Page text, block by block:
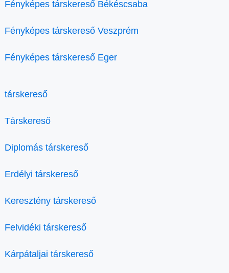
Fényképes társkereső Békéscsaba
Fényképes társkereső Veszprém
Fényképes társkereső Eger
társkereső
Társkereső
Diplomás társkereső
Erdélyi társkereső
Keresztény társkereső
Felvidéki társkereső
Kárpátaljai társkereső